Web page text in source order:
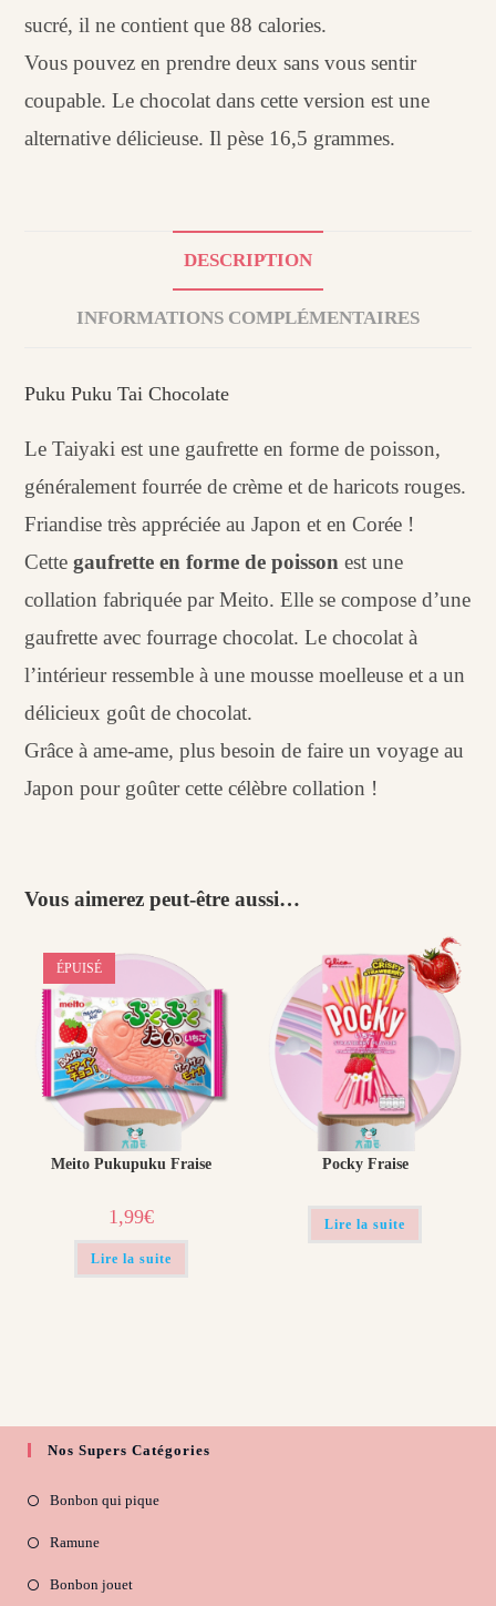
sucré, il ne contient que 88 calories.
Vous pouvez en prendre deux sans vous sentir
coupable. Le chocolat dans cette version est une
alternative délicieuse. Il pèse 16,5 grammes.
DESCRIPTION
INFORMATIONS COMPLÉMENTAIRES
Puku Puku Tai Chocolate
Le Taiyaki est une gaufrette en forme de poisson,
généralement fourrée de crème et de haricots rouges.
Friandise très appréciée au Japon et en Corée !
Cettegaufrette en forme de poisson est une
collation fabriquée par Meito. Elle se compose d’une
gaufrette avec fourrage chocolat. Le chocolat à
l’intérieur ressemble à une mousse moelleuse et a un
délicieux goût de chocolat.
Grâce à ame-ame, plus besoin de faire un voyage au
Japon pour goûter cette célèbre collation !
Vous aimerez peut-être aussi…
ÉPUISÉ
Meito Pukupuku Fraise
1,99€
Lire la suite
Pocky Fraise
Lire la suite
Nos Supers Catégories
Bonbon qui pique
Ramune
Bonbon jouet